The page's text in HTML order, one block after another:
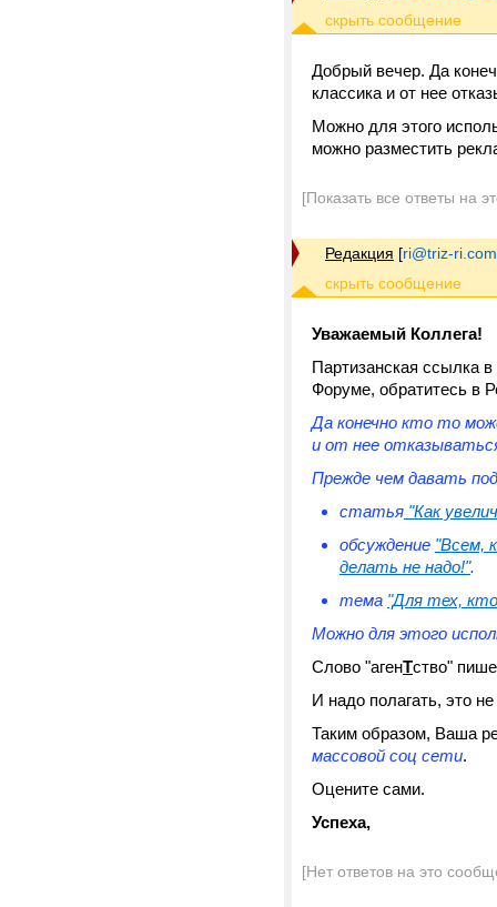
Добрый вечер. Да
классика и от нее
Можно для этого
можно разместить
[Показать все ответы на
Редакция [ri@triz-ri.com
Уважаемый Коллега!
Партизанская ссылка
Форуме, обратитесь в
Да конечно кто то
и от нее
Прежде чем давать
статья "Как
обсуждение "Всем,
делать не надо!".
тема "Для тех,
Можно для этого
Слово "агенТство"
И надо полагать, это
Таким образом, Ваша
массовой соц сети.
Оцените сами.
Успеха,
[Нет ответов на это